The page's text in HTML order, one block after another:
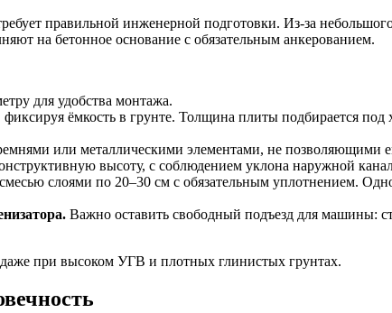
правильной инженерной подготовки. Из-за
на бетонное основание с обязательным анкерованием.
для удобства монтажа.
ёмкость в грунте. Толщина плиты подбирается под
или металлическими элементами, не позволяющими
высоту, с соблюдением уклона наружной
слоями по 20–30 см с обязательным уплотнением.
Важно оставить свободный подъезд для машины:
при высоком УГВ и плотных глинистых грунтах.